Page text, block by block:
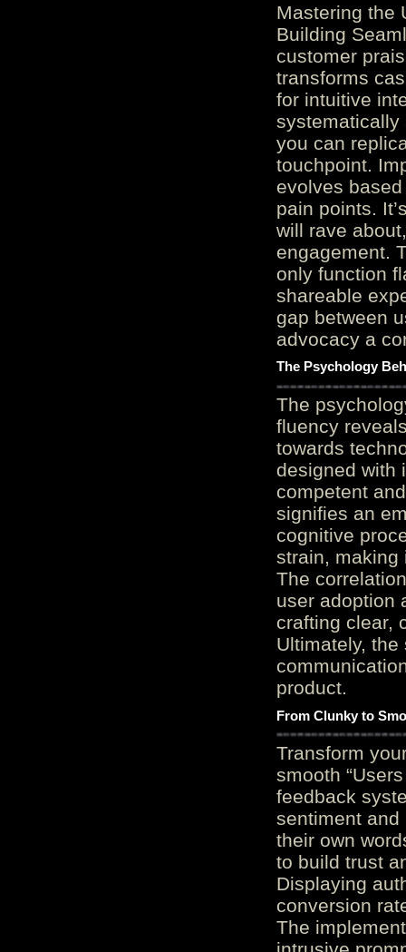
Mastering the
Building
customer
transforms
for intuitive
systematically
you can
touchpoint.
evolves
pain points.
will rave
engagement.
only function
shareable
gap between
advocacy a
The Psychology
The
fluency
towards
designed with
competent
signifies an
cognitive
strain, making
The
user adoption
crafting clear,
Ultimately,
product.
From Clunky to
Transform
smooth
feedback
sentiment and
their own
to build trust
Displaying
conversion
The